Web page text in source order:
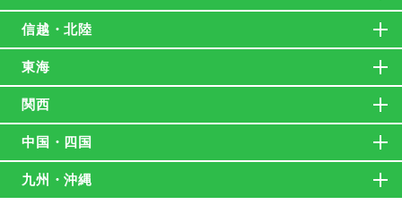
信越・北陸
東海
関西
中国・四国
九州・沖縄